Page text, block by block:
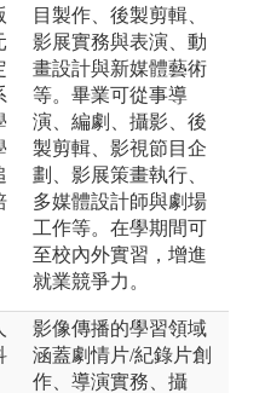
目製作、後製剪輯、
影展實務與表演、動
畫設計與新媒體藝術
等。畢業可從事導
演、編劇、攝影、後
製剪輯、影視節目企
劃、影展策畫執行、
多媒體設計師與劇場
工作等。在學期間可
至校內外實習，增進
就業競爭力。
影像傳播的學習領域
涵蓋劇情片/紀錄片創
作、導演實務、攝